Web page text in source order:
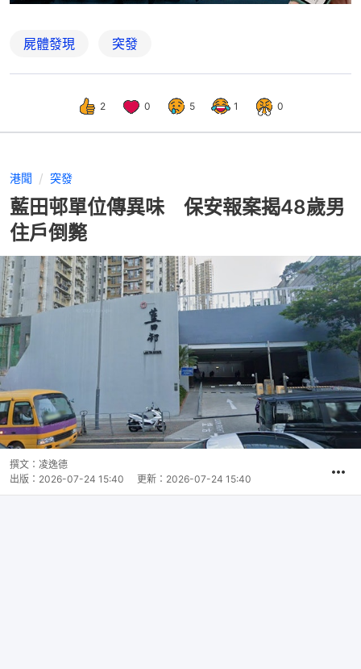
屍體發現 突發
2 0 5 1 0
港聞 突發
藍田邨單位傳異味 保安報案揭48歲男
住戶倒斃
撰文： 凌逸德
出版： 2026-07-24 15:40 更新： 2026-07-24 15:40